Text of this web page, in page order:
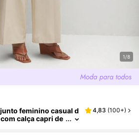
1/8
feminino casual d
calça capri de
4,83 (100+)